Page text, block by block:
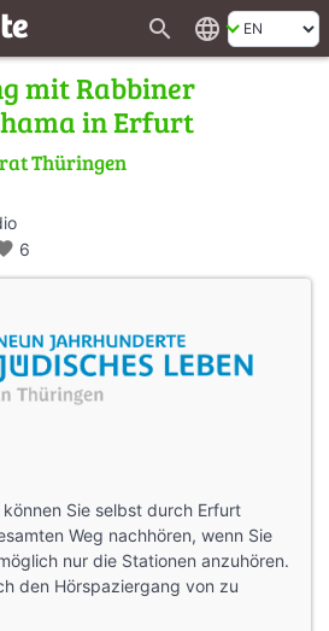
search language
mit Rabbiner
in Erfurt
Thüringen
6
Sie selbst durch Erfurt
Weg nachhören, wenn Sie
nur die Stationen anzuhören.
den Hörspaziergang von zu